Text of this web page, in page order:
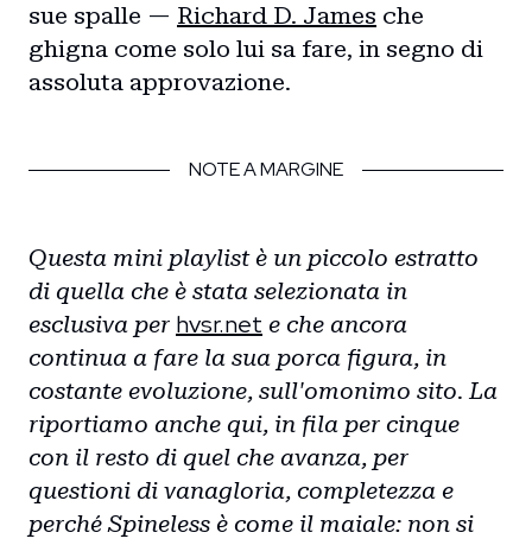
sue spalle — Richard D. James che
ghigna come solo lui sa fare, in segno di
assoluta approvazione.
NOTE A MARGINE
Questa mini playlist è un piccolo estratto
di quella che è stata selezionata in
esclusiva per hvsr.net e che ancora
continua a fare la sua porca figura, in
costante evoluzione, sull'omonimo sito. La
riportiamo anche qui, in fila per cinque
con il resto di quel che avanza, per
questioni di vanagloria, completezza e
perché Spineless è come il maiale: non si